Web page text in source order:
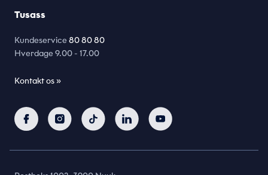
Tusass
Kundeservice 80 80 80
Hverdage 9.00 - 17.00
Kontakt os »